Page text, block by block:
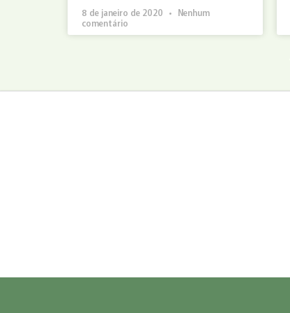
8 de janeiro de 2020
Nenhum
comentário